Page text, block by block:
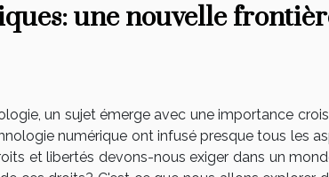
une nouvelle
un sujet émerge avec une importance
numérique ont infusé presque tous les
et libertés devons-nous exiger dans un